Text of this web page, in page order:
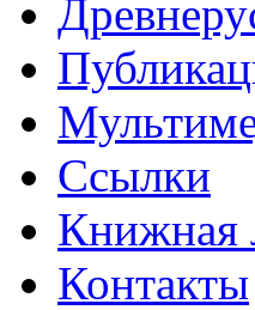
Ссылки
Книжная
Контакты